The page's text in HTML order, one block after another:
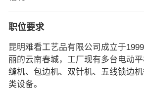
职位要求
昆明难看工艺品有限公司成立于
丽的云南春城，工厂现有多台电动
缝机、包边机、双针机、五线锁边
类设备。